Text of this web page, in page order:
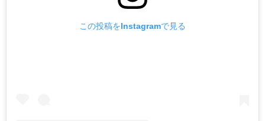
この投稿をInstagramで見る